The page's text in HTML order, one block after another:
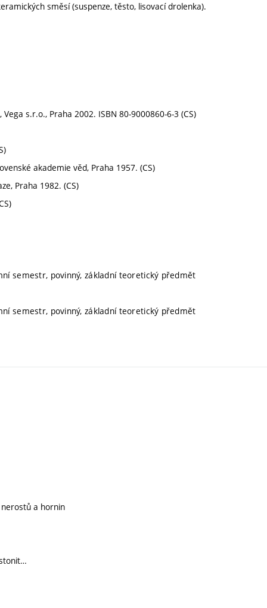
směsí (suspenze, těsto, lisovací drolenka).
s.r.o., Praha 2002. ISBN 80-9000860-6-3 (CS)
akademie věd, Praha 1957. (CS)
Praha 1982. (CS)
semestr, povinný, základní teoretický předmět
semestr, povinný, základní teoretický předmět
nerostů a hornin